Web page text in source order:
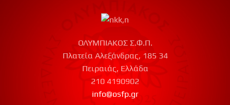
ΟΛΥΜΠΙΑΚΟΣ Σ.Φ.Π.
Πλατεία Αλεξάνδρας, 185 34
Πειραιάς, Ελλάδα
210 4190902
info@osfp.gr